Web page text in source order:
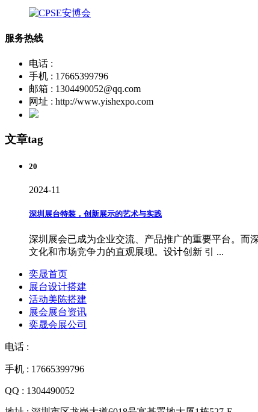
服务热线
电话 :
手机 : 17665399796
邮箱 : 1304490052@qq.com
网址 : http://www.yishexpo.com
文章tag
20
2024-11
深圳展台特装，创新展示的艺术与实践
深圳展会已成为企业交流、产品推广的重要平台。而
文化和市场竞争力的直观展现。设计创新 引 ...
奕晟首页
展台设计搭建
活动美陈搭建
展会展台资讯
奕晟会展公司
电话 :
手机 : 17665399796
QQ : 1304490052